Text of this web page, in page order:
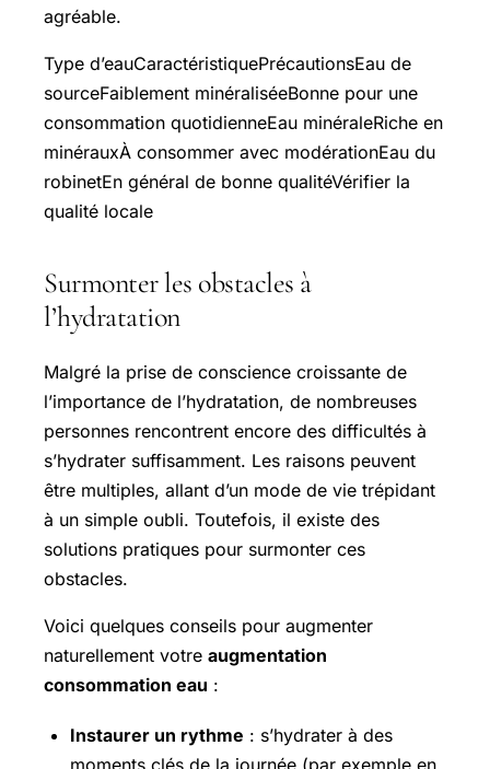
agréable.
Type d’eauCaractéristiquePrécautionsEau de
sourceFaiblement minéraliséeBonne pour une
consommation quotidienneEau minéraleRiche en
minérauxÀ consommer avec modérationEau du
robinetEn général de bonne qualitéVérifier la
qualité locale
Surmonter les obstacles à
l’hydratation
Malgré la prise de conscience croissante de
l’importance de l’hydratation, de nombreuses
personnes rencontrent encore des difficultés à
s’hydrater suffisamment. Les raisons peuvent
être multiples, allant d’un mode de vie trépidant
à un simple oubli. Toutefois, il existe des
solutions pratiques pour surmonter ces
obstacles.
Voici quelques conseils pour augmenter
naturellement votre augmentation
consommation eau :
Instaurer un rythme : s’hydrater à des